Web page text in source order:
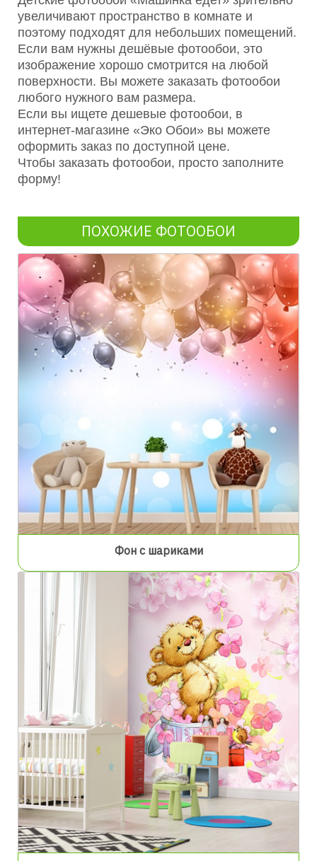
увеличивают пространство в комнате и
поэтому подходят для небольших помещений.
Если вам нужны дешёвые фотообои, это
изображение хорошо смотрится на любой
поверхности. Вы можете заказать фотообои
любого нужного вам размера.
Если вы ищете дешевые фотообои, в
интернет-магазине «Эко Обои» вы можете
оформить заказ по доступной цене.
Чтобы заказать фотообои, просто заполните
форму!
ПОХОЖИЕ ФОТООБОИ
Фон с шариками